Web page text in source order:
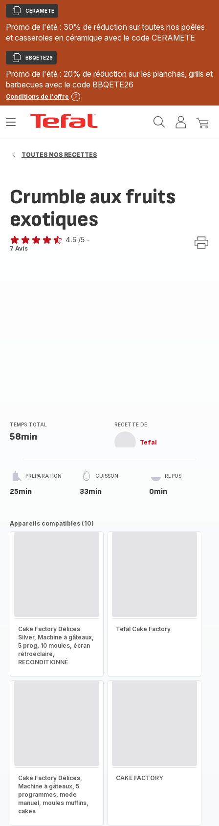
Copier
CERAMETE
Promo de l'été : 30% de réduction sur toutes nos poêles
et casseroles en céramique avec le code CERAMETE
Copier
BBQETE26
Promo de l'été : 20% de réduction sur les planchas, grills et
barbecues avec le code BBQETE26
Conditions de l'offre
MonMon
Ouvrir
TOUTES NOS RECETTES
Crumble aux fruits
exotiques
ratings.4.5
4.5 /5 -
7 Avis
TEMPS TOTAL
58min
RECETTE DE
Tefal
PRÉPARATION
25min
CUISSON
33min
REPOS
0min
Appareils compatibles (10)
Cake Factory Délices
Silver, Machine à gâteaux,
5 prog, 10 moules, écran
rétroéclairé,
RECONDITIONNÉ
Tefal Cake Factory
Cake Factory Délices,
Machine à gâteaux, 5
programmes, mode
manuel, moules muffins,
cakes
CAKE FACTORY